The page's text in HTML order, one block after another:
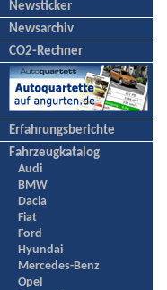
Newsticker
Newsarchiv
CO2-Rechner
Erfahrungsberichte
Fahrzeugkatalog
Audi
BMW
Dacia
Fiat
Ford
Hyundai
Mercedes-Benz
Opel